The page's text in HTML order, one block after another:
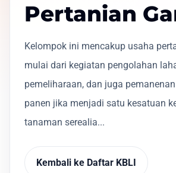
Pertanian
Kelompok ini mencakup usaha
mulai dari kegiatan pengolahan
pemeliharaan, dan juga
panen jika menjadi satu kesatuan
tanaman serealia...
Kembali ke Daftar KBLI